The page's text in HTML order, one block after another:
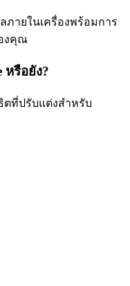
ภายในเครื่องพร้อมการ
งคุณ
หรือยัง?
ตที่ปรับแต่งสำหรับ